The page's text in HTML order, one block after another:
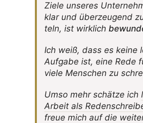
Ziele unseres
klar und über­zeu­gend
teln, ist wirk­lich
Ich weiß, dass es keine
Aufgabe ist, eine Rede
viele Menschen zu
Umso mehr schätze ich
Arbeit als
freue mich auf die